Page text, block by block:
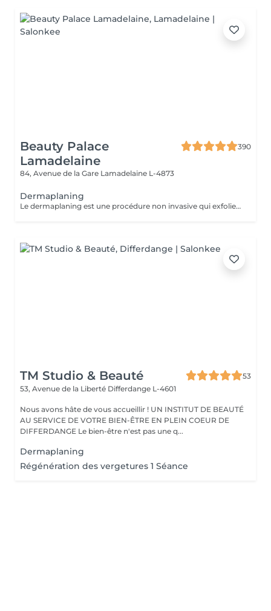
Beauty Palace
Lamadelaine
390
84, Avenue de la Gare Lamadelaine L-4873
Dermaplaning
Le dermaplaning est une procédure non invasive qui exfolie la peau en utilisant une lame fine pour retirer les cellules mortes et le duvet. Cela rend la peau plus lisse, éclatante et réduit les rides fines et imperfections. C'est indolore, ne nécessite pas de récupération, et améliore l'absorption des soins ainsi que l'application du maquillage. Sans douleur, une peau de bébé.
TM Studio & Beauté
53
53, Avenue de la Liberté Differdange L-4601
Nous avons hâte de vous accueillir ! UN INSTITUT DE BEAUTÉ
AU SERVICE DE VOTRE BIEN-ÊTRE EN PLEIN COEUR DE
DIFFERDANGE Le bien-être n'est pas une q...
Dermaplaning
Régénération des vergetures 1 Séance